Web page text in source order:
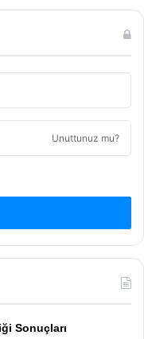
Unuttunuz mu?
Sonuçları